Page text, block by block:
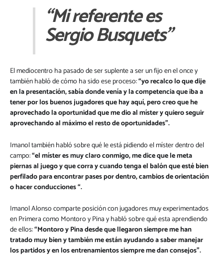
“Mi referente es
Sergio Busquets”
El mediocentro ha pasado de ser suplente a ser un fijo en el once y
también habló de cómo ha sido ese proceso:“yo recalco lo que dije
en la presentación, sabía donde venía y la competencia que iba a
tener por los buenos jugadores que hay aquí, pero creo que he
aprovechado la oportunidad que me dio al míster y quiero seguir
aprovechando al máximo el resto de oportunidades”.
Imanol también habló sobre qué le está pidiendo el míster dentro del
campo:“el míster es muy claro conmigo, me dice que le meta
piernas al juego y que corra y cuando tenga el balón que esté bien
perfilado para encontrar pases por dentro, cambios de orientación
o hacer conducciones “.
Imanol Alonso comparte posición con jugadores muy experimentados
en Primera como Montoro y Pina y habló sobre qué esta aprendiendo
de ellos:“Montoro y Pina desde que llegaron siempre me han
tratado muy bien y también me están ayudando a saber manejar
los partidos y en los entrenamientos siempre me dan consejos”.